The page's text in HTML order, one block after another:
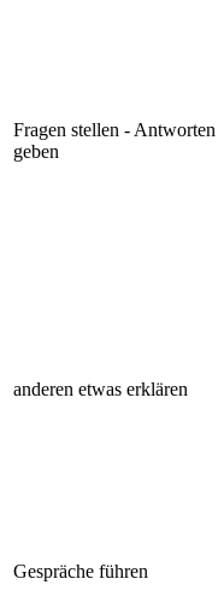
Fragen stellen - Antworten
geben
anderen etwas erklären
Gespräche führen